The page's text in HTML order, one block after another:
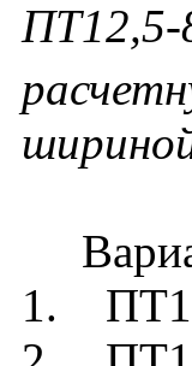
ПТ12,5-
1.